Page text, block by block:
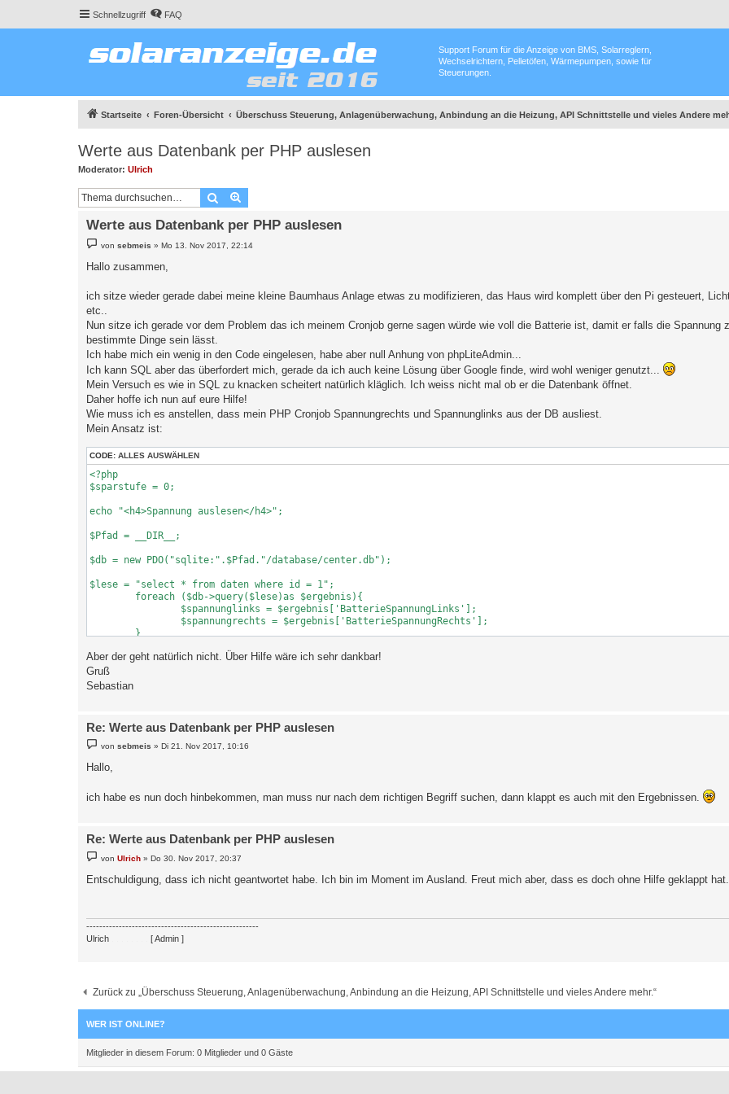
Schnellzugriff FAQ
Support Forum für die Anzeige von BMS, Solarreglern,
Wechselrichtern, Pelletöfen, Wärmepumpen, sowie für
Steuerungen.
Startseite Foren-Übersicht Überschuss Steuerung, Anlagenüberwachung, Anbindung an die Heizung, API Schnittstelle und vieles Andere
Werte aus Datenbank per PHP auslesen
Moderator: Ulrich
Suche
Werte aus Datenbank per PHP auslesen
e
i
t
g
vonsebmeis »Mo 13. Nov 2017, 22:14
Hallo zusammen,
ich sitze wieder gerade dabei meine kleine Baumhaus Anlage etwas zu modifizieren, das Haus wird komplett über den Pi gesteuert,
etc..
Nun sitze ich gerade vor dem Problem das ich meinem Cronjob gerne sagen würde wie voll die Batterie ist, damit er falls die Spannung
bestimmte Dinge sein lässt.
Ich habe mich ein wenig in den Code eingelesen, habe aber null Anhung von phpLiteAdmin...
Ich kann SQL aber das überfordert mich, gerade da ich auch keine Lösung über Google finde, wird wohl weniger genutzt...
Mein Versuch es wie in SQL zu knacken scheitert natürlich kläglich. Ich weiss nicht mal ob er die Datenbank öffnet.
Daher hoffe ich nun auf eure Hilfe!
Wie muss ich es anstellen, dass mein PHP Cronjob Spannungrechts und Spannunglinks aus der DB ausliest.
Mein Ansatz ist:
CODE: ALLES AUSWÄHLEN
<?php
$sparstufe = 0;
echo "<h4>Spannung auslesen</h4>";
$Pfad = __DIR__;
$db = new PDO("sqlite:".$Pfad."/database/center.db");
$lese = "select * from daten where id = 1";
	}
echo "aktuelle Spannung: ".$spannunglinks.",".$spannungrechts." Volt";
$spannungneu = $spannunglinks.".".$spannungrechts;
} elseif ($spannungneu <= 12){
	$sparstufe = 2;
	$sparstufe = 3;
echo "<p>Stufe der Einsparung: ".$sparstufe."</p>";
Aber der geht natürlich nicht. Über Hilfe wäre ich sehr dankbar!
Gruß
Sebastian
Re: Werte aus Datenbank per PHP auslesen
e
i
t
g
vonsebmeis »Di 21. Nov 2017, 10:16
Hallo,
ich habe es nun doch hinbekommen, man muss nur nach dem richtigen Begriff suchen, dann klappt es auch mit den Ergebnissen.
Re: Werte aus Datenbank per PHP auslesen
e
t
vonUlrich »Do 30. Nov 2017, 20:37
Entschuldigung, dass ich nicht geantwortet habe. Ich bin im Moment im Ausland. Freut mich aber, dass es doch ohne Hilfe geklappt hat.
-----------------------------------------------------
Ulrich
[ Admin ]
Zurück zu „Überschuss Steuerung, Anlagenüberwachung, Anbindung an die Heizung, API Schnittstelle und vieles Andere mehr.“
WER IST ONLINE?
Mitglieder in diesem Forum: 0 Mitglieder und 0 Gäste